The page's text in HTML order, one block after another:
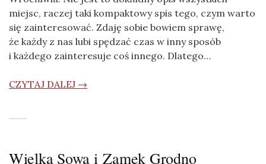
miejsc, raczej taki kompaktowy spis tego, czym warto
się zainteresować. Zdaję sobie bowiem sprawę,
że każdy z nas lubi spędzać czas w inny sposób
i każdego zainteresuje coś innego. Dlatego…
CZYTAJ DALEJ →
Wielka Sowa i Zamek Grodno